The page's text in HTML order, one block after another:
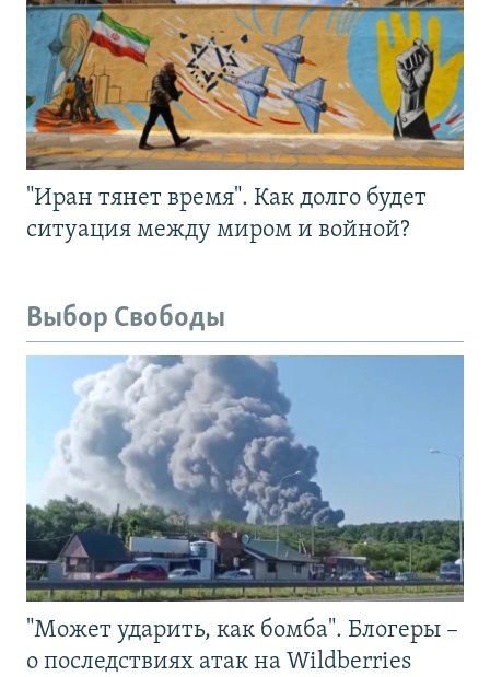
"Иран тянет время". Как долго будет
ситуация между миром и войной?
Выбор Свободы
"Может ударить, как бомба". Блогеры –
о последствиях атак на Wildberries